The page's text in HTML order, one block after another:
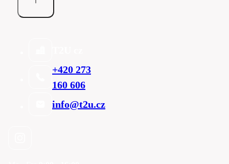
+420 273
160 606
info@t2u.cz